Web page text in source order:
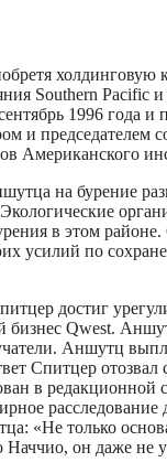
Southern
1996 года
и председателем
Американского
на бурение
в этом
усилий по
достиг
Qwest.
Аншутц
Спитцер
в
«Не только
он даже не